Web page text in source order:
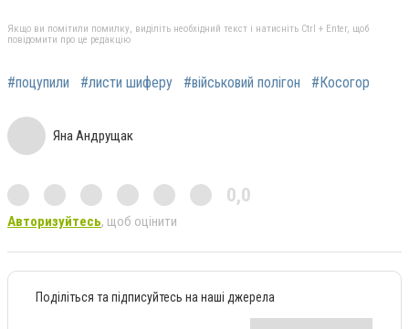
Якщо ви помітили помилку, виділіть необхідний текст і натисніть Ctrl + Enter, щоб
повідомити про це редакцію
#поцупили #листи шиферу #військовий полігон #Косогор
Яна Андрущак
0,0
Авторизуйтесь, щоб оцінити
Поділіться та підписуйтесь на наші джерела